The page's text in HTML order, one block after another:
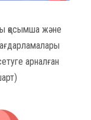
қосымша және
арналған